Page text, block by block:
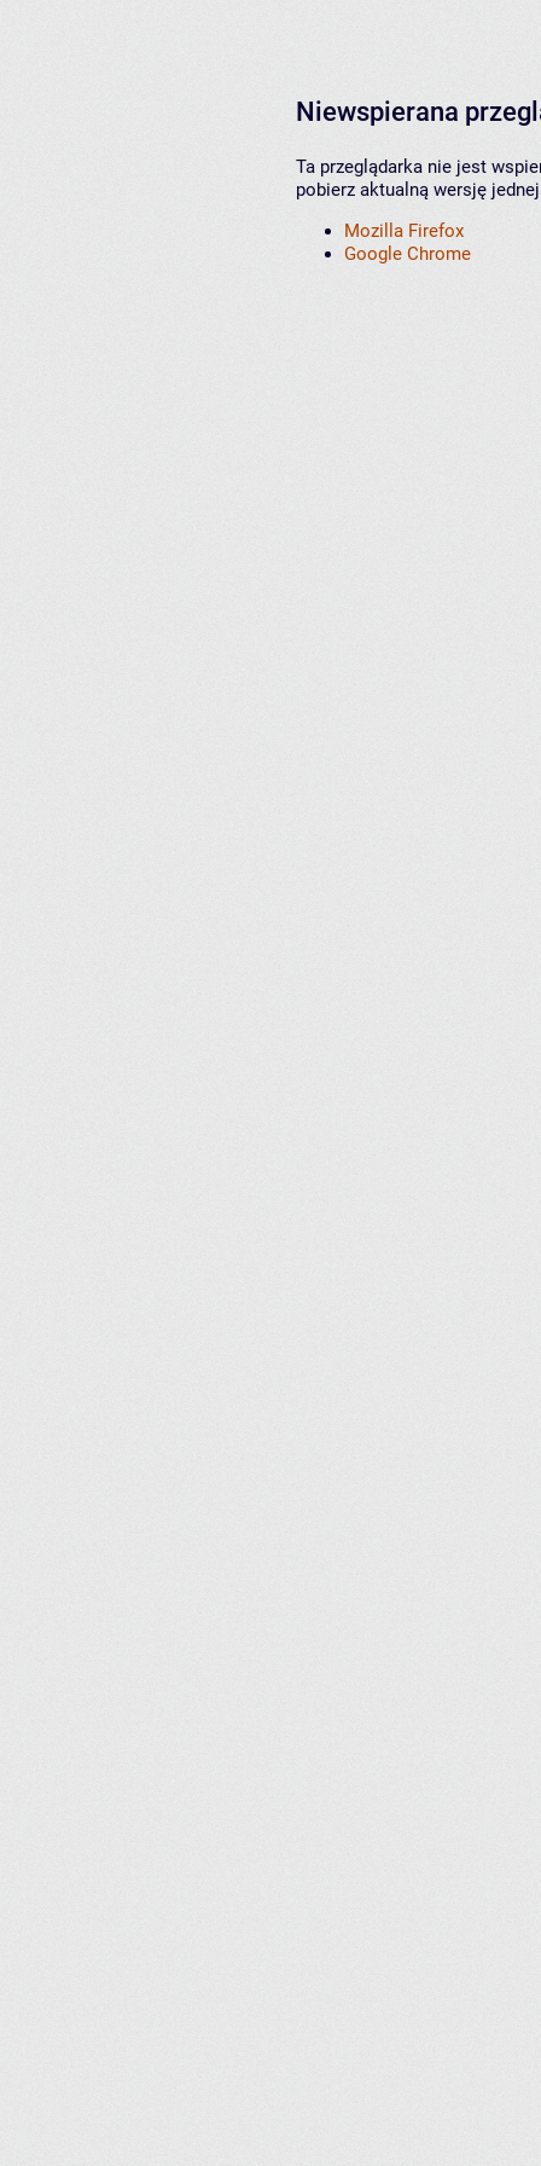
Niewspierana
Ta przeglądarka nie jest
pobierz aktualną wersję
Mozilla Firefox
Google Chrome